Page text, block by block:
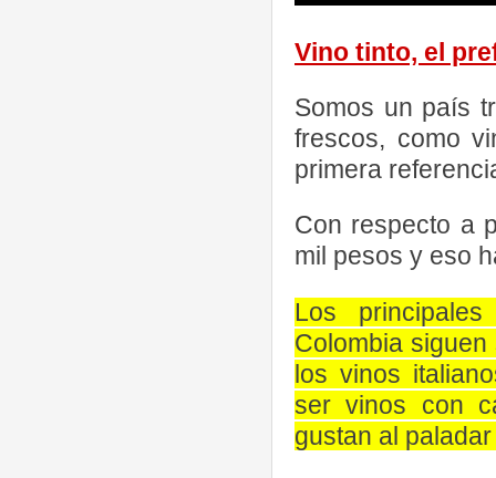
Vino tinto, el
Somos un país
frescos, como
primera
Con respecto a
mil pesos y eso
Los
Colombia
los vinos
ser vinos con
gustan al